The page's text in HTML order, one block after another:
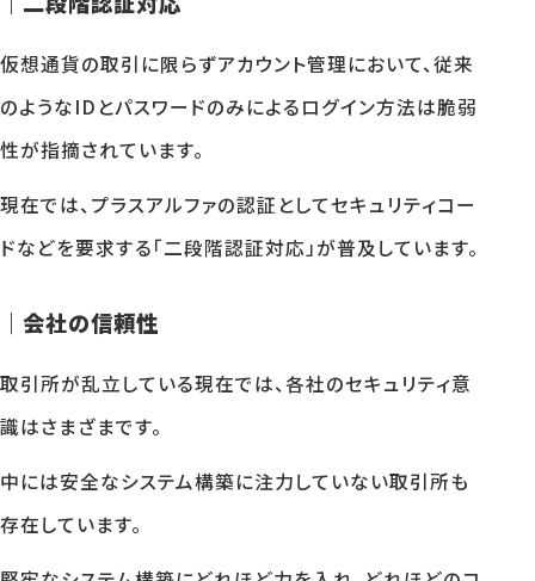
仮想通貨の取引に限らずアカウント管理において、従来
のようなIDとパスワードのみによるログイン方法は脆弱
性が指摘されています。
現在では、プラスアルファの認証としてセキュリティコー
ドなどを要求する「二段階認証対応」が普及しています。
｜会社の信頼性
取引所が乱立している現在では、各社のセキュリティ意
識はさまざまです。
中には安全なシステム構築に注力していない取引所も
存在しています。